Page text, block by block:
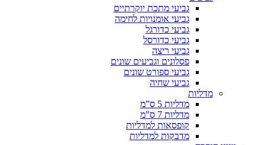
גביעי מתכת יוקרתיים
גביעי אומנויות לחימה
גביעי כדורגל
גביעי כדורסל
גביעי ריצה
פסלונים וגביעים שונים
גביעי ספורט שונים
גביעי שחיה
מדליות
מדליות 5 ס”מ
מדליות 7 ס”מ
קופסאות למדליות
מדבקות למדליות